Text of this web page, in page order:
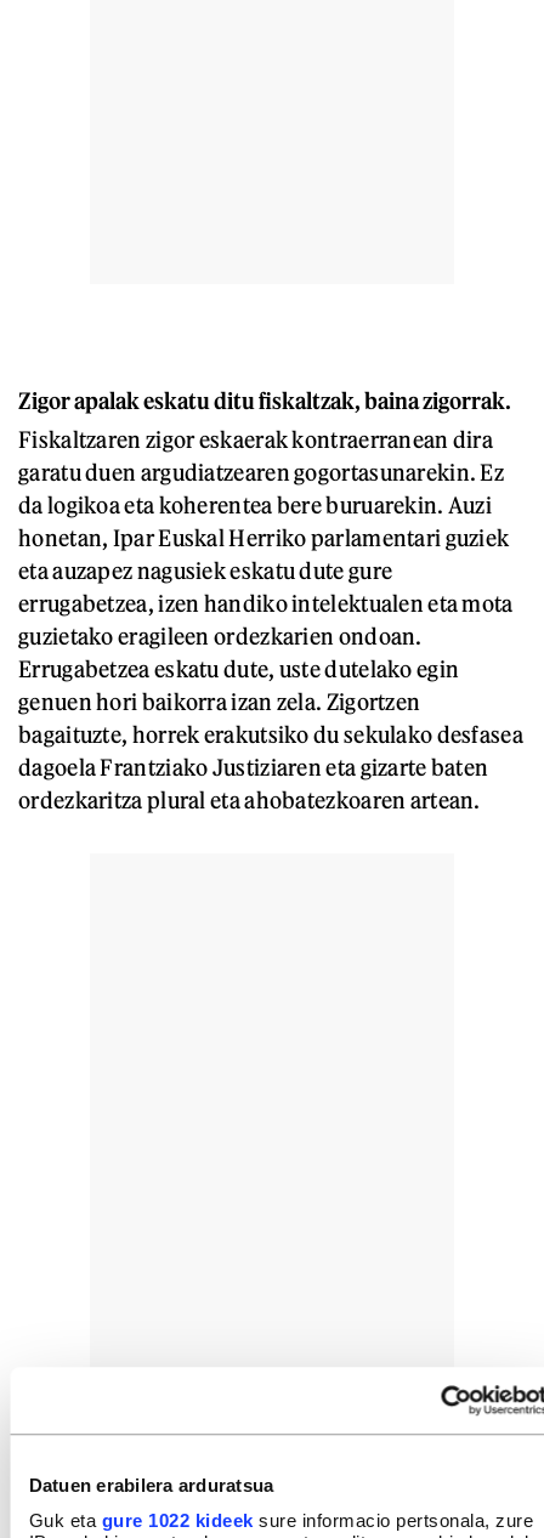
Datuen erabilera arduratsua
Guk eta gure 1022 kideek sure informacio pertsonala, zure
Zigor apalak eskatu ditu fiskaltzak, baina zigorrak.
Fiskaltzaren zigor eskaerak kontraerranean dira
garatu duen argudiatzearen gogortasunarekin. Ez
da logikoa eta koherentea bere buruarekin. Auzi
honetan, Ipar Euskal Herriko parlamentari guziek
eta auzapez nagusiek eskatu dute gure
errugabetzea, izen handiko intelektualen eta mota
guzietako eragileen ordezkarien ondoan.
Errugabetzea eskatu dute, uste dutelako egin
genuen hori baikorra izan zela. Zigortzen
bagaituzte, horrek erakutsiko du sekulako desfasea
dagoela Frantziako Justiziaren eta gizarte baten
ordezkaritza plural eta ahobatezkoaren artean.